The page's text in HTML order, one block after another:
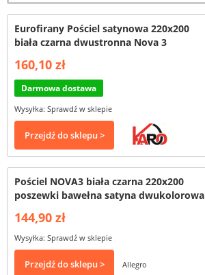
Eurofirany Pościel satynowa 220x200
biała czarna dwustronna Nova 3
160,10 zł
Darmowa dostawa
Wysyłka: Sprawdź w sklepie
Przejdź do sklepu >
Pościel NOVA3 biała czarna 220x200
poszewki bawełna satyna dwukolorowa
144,90 zł
Wysyłka: Sprawdź w sklepie
Przejdź do sklepu > Allegro